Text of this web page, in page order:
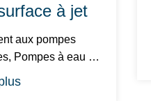
à jet
aux pompes
de
surface Jet fon...